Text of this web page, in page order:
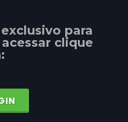
para
acessar clique